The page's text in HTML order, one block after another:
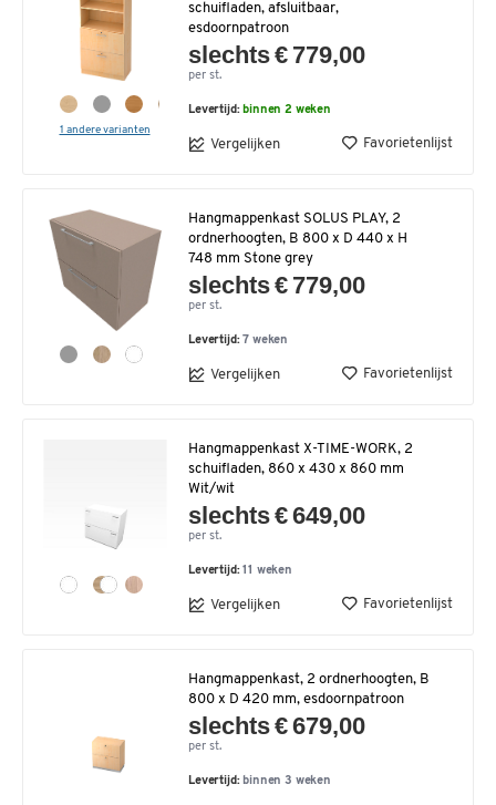
1 andere varianten
schuifladen, afsluitbaar,
esdoornpatroon
slechts € 779,00
per st.
Levertijd: binnen 2 weken
Vergelijken Favorietenlijst
Hangmappenkast SOLUS PLAY, 2
ordnerhoogten, B 800 x D 440 x H
748 mm Stone grey
slechts € 779,00
per st.
Levertijd:7 weken
Vergelijken Favorietenlijst
Hangmappenkast X-TIME-WORK, 2
schuifladen, 860 x 430 x 860 mm
Wit/wit
slechts € 649,00
per st.
Levertijd:11 weken
Vergelijken Favorietenlijst
Hangmappenkast, 2 ordnerhoogten, B
800 x D 420 mm, esdoornpatroon
slechts € 679,00
per st.
Levertijd: binnen 3 weken